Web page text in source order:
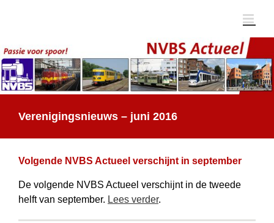
Verenigingsnieuws – juni 2016
Volgende NVBS Actueel verschijnt in september
De volgende NVBS Actueel verschijnt in de tweede
helft van september. Lees verder.